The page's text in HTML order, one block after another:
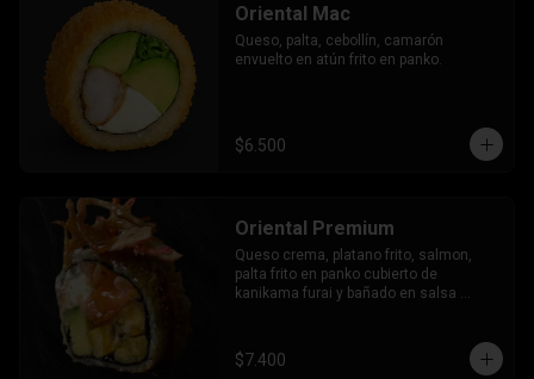
Oriental Mac
Queso, palta, cebollín, camarón
envuelto en atún frito en panko.
$6.500
Oriental Premium
Queso crema, platano frito, salmon,
palta frito en panko cubierto de
kanikama furai y bañado en salsa
$7.400